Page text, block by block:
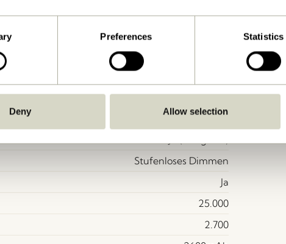
Preferences Statistics
Deny Allow selection
Nicht-austauschbare LED
Wiederaufladbar
Ja
Stufenloses Dimmen
Ja
25.000
2.700